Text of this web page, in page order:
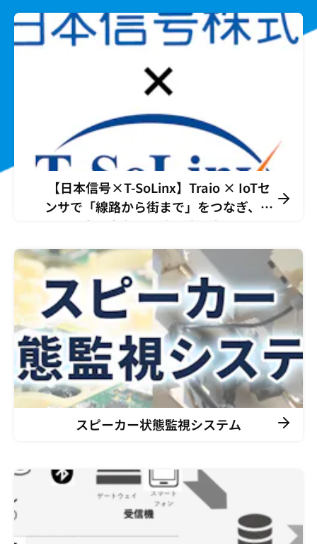
【日本信号×T-SoLinx】Traio × IoTセ
ンサで「線路から街まで」をつなぎ、安
全・省力・価値創造を実現
スピーカー状態監視システム